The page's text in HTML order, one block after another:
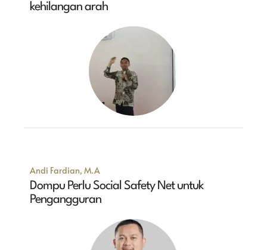
kehilangan arah
Andi Fardian, M.A
Dompu Perlu Social Safety Net untuk
Pengangguran